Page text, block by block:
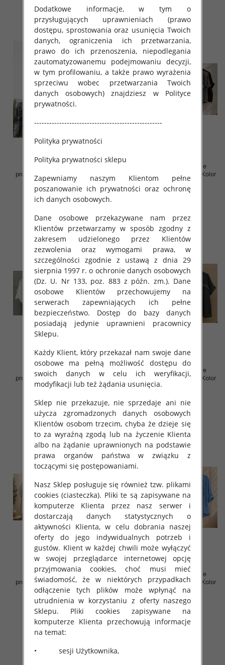
szczegóły
Koszule damskie (Włoskie
produkt) Roz Standard, Mix Kolor
Paczka 5 szt
36.00 zł
Koszule damskie (Włoskie
produkt) Roz Standard, Mix Kolor
Paczka 5 szt
Koszule damskie (Włoskie
produkt) Roz Standard, Mix Kolor
Paczka 5 szt
65.00 zł
szczegóły
Koszule damskie (Włoskie
produkt) Roz Standard, Mix Kolor
Paczka 5 szt
60.00 zł
szczegóły
Koszule damskie (Włoskie
produkt) Roz Standard, Mix Kolor
Paczka 5 szt
60.00 zł
szczegóły
Koszule damskie (Włoskie
produkt) Roz Standard, Mix Kolor
Paczka 5 szt
60.00 zł
szczegóły
Dodatkowe informacje, w tym o
przysługujących uprawnieniach (prawo
dostępu, sprostowania oraz usunięcia Twoich
danych, ograniczenia ich przetwarzania,
prawo do ich przenoszenia, niepodlegania
zautomatyzowanemu podejmowaniu decyzji,
w tym profilowaniu, a także prawo wyrażenia
sprzeciwu wobec przetwarzania Twoich
danych osobowych) znajdziesz w Polityce
prywatności.
---------------------------------------------------
Polityka prywatności
Polityka prywatności sklepu
Zapewniamy naszym Klientom pełne
poszanowanie ich prywatności oraz ochronę
ich danych osobowych.
Dane osobowe przekazywane nam przez
Klientów przetwarzamy w sposób zgodny z
zakresem udzielonego przez Klientów
zezwolenia oraz wymogami prawa, w
szczególności zgodnie z ustawą z dnia 29
sierpnia 1997 r. o ochronie danych osobowych
(Dz. U. Nr 133, poz. 883 z późn. zm.). Dane
osobowe Klientów przechowujemy na
serwerach zapewniających ich pełne
bezpieczeństwo. Dostęp do bazy danych
posiadają jedynie uprawnieni pracownicy
Sklepu.
Każdy Klient, który przekazał nam swoje dane
osobowe ma pełną możliwość dostępu do
swoich danych w celu ich weryfikacji,
modyfikacji lub też żądania usunięcia.
Sklep nie przekazuje, nie sprzedaje ani nie
użycza zgromadzonych danych osobowych
Klientów osobom trzecim, chyba że dzieje się
to za wyraźną zgodą lub na życzenie Klienta
albo na żądanie uprawnionych na podstawie
prawa organów państwa w związku z
toczącymi się postępowaniami.
Nasz Sklep posługuje się również tzw. plikami
cookies (ciasteczka). Pliki te są zapisywane na
komputerze Klienta przez nasz serwer i
dostarczają danych statystycznych o
aktywności Klienta, w celu dobrania naszej
oferty do jego indywidualnych potrzeb i
gustów. Klient w każdej chwili może wyłączyć
w swojej przeglądarce internetowej opcję
przyjmowania cookies, choć musi mieć
świadomość, że w niektórych przypadkach
odłączenie tych plików może wpłynąć na
utrudnienia w korzystaniu z oferty naszego
Sklepu. Pliki cookies zapisywane na
komputerze Klienta przechowują informacje
na temat:
• sesji Użytkownika,